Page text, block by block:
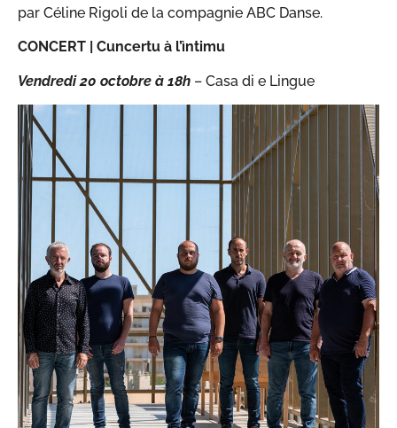
par Céline Rigoli de la compagnie ABC Danse.
CONCERT | Cuncertu à l’ìntimu
Vendredi 20 octobre à 18h – Casa di e Lingue